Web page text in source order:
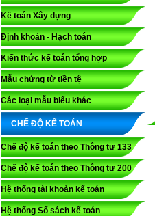
Kế toán Xây dựng
Định khoản - Hạch toán
Kiến thức kế toán tổng hợp
Mẫu chứng từ tiền tệ
Các loại mẫu biểu khác
CHẾ ĐỘ KẾ TOÁN
Chế độ kế toán theo Thông tư 133
Chế độ kế toán theo Thông tư 200
Hệ thống tài khoản kế toán
Hệ thống Sổ sách kế toán